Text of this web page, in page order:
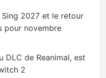
Sing 2027 et le retour
pour novembre
DLC de Reanimal, est
2